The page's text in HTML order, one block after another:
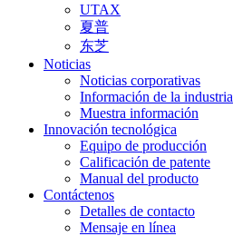
UTAX
夏普
东芝
Noticias
Noticias corporativas
Información de la industria
Muestra información
Innovación tecnológica
Equipo de producción
Calificación de patente
Manual del producto
Contáctenos
Detalles de contacto
Mensaje en línea